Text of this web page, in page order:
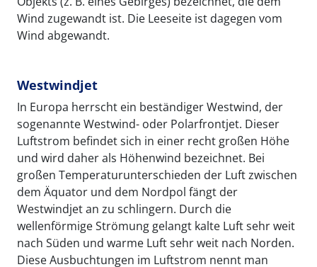
Wind zugewandt ist. Die Leeseite ist dagegen vom
Wind abgewandt.
Westwindjet
In Europa herrscht ein beständiger Westwind, der
sogenannte Westwind- oder Polarfrontjet. Dieser
Luftstrom befindet sich in einer recht großen Höhe
und wird daher als Höhenwind bezeichnet. Bei
großen Temperaturunterschieden der Luft zwischen
dem Äquator und dem Nordpol fängt der
Westwindjet an zu schlingern. Durch die
wellenförmige Strömung gelangt kalte Luft sehr weit
nach Süden und warme Luft sehr weit nach Norden.
Diese Ausbuchtungen im Luftstrom nennt man